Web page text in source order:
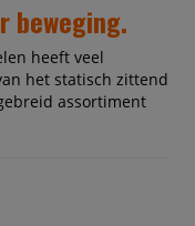
beweging.
heeft veel
het statisch zittend
assortiment